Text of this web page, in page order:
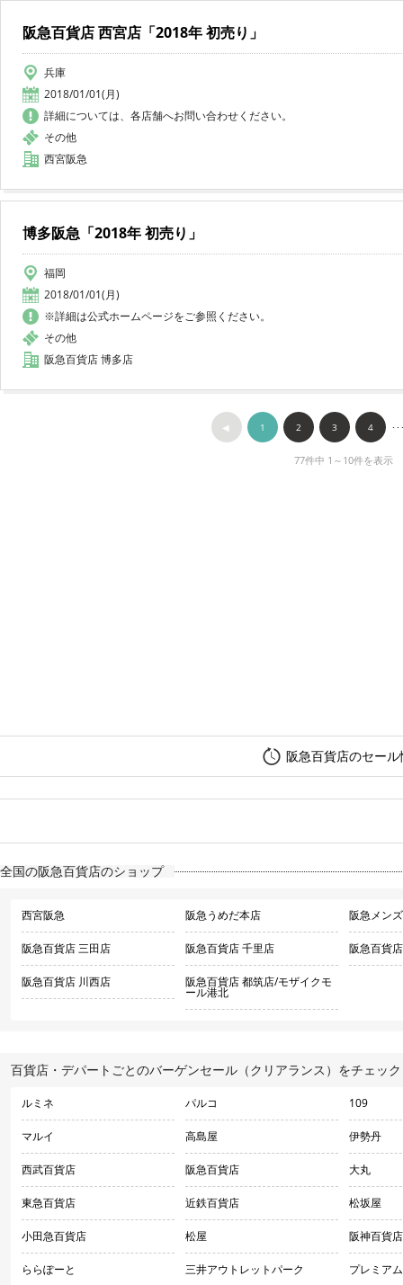
阪急百貨店 西宮店「2018年 初売り」
兵庫
2018/01/01(月)
詳細については、各店舗へお問い合わせください。
その他
西宮阪急
博多阪急「2018年 初売り」
福岡
2018/01/01(月)
※詳細は公式ホームページをご参照ください。
その他
阪急百貨店 博多店
◀︎ 1 2 3 4 ･･
77件中 1～10件を表示
阪急百貨店のセール
全国の阪急百貨店のショップ
西宮阪急 阪急うめだ本店 阪急メン
阪急百貨店 三田店 阪急百貨店 千里店 阪急百貨
阪急百貨店 川西店 阪急百貨店 都筑店/モザイクモ
ール港北
百貨店・デパートごとのバーゲンセール（クリアランス）をチェッ
ルミネ パルコ 109
マルイ 高島屋 伊勢丹
西武百貨店 阪急百貨店 大丸
東急百貨店 近鉄百貨店 松坂屋
小田急百貨店 松屋 阪神百貨店
ららぽーと 三井アウトレットパーク プレミア